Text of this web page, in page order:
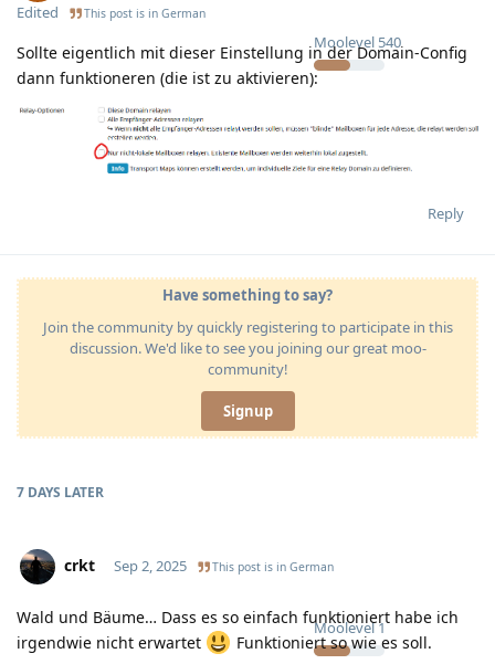
Moolevel 540
Edited
This post is in German
Sollte eigentlich mit dieser Einstellung in der Domain-Config
dann funktioneren (die ist zu aktivieren):
Reply
Have something to say?
Join the community by quickly registering to participate in this
discussion. We'd like to see you joining our great moo-
community!
Signup
7 DAYS LATER
crkt
Moolevel 1
Sep 2, 2025 This post is in German
Wald und Bäume… Dass es so einfach funktioniert habe ich
irgendwie nicht erwartet
Funktioniert so wie es soll.